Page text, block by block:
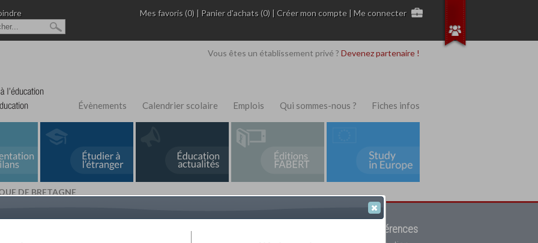
Mes favoris (0) | Panier d'achats (0) |Créer mon compte |Me connecter
Vous êtes un établissement privé ? Devenez partenaire !
Évènements Calendrier scolaire Emplois Qui sommes-nous ? Fiches infos
DE BRETAGNE
Fabert.com
12908 références